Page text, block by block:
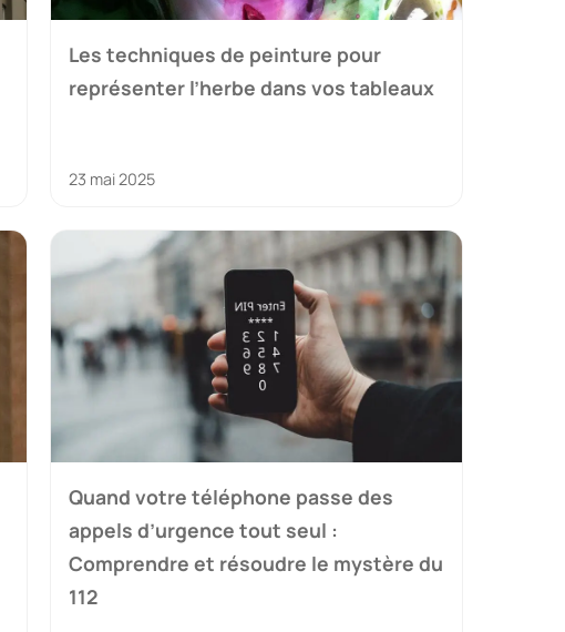
Les techniques de peinture pour
représenter l’herbe dans vos tableaux
23 mai 2025
Quand votre téléphone passe des
appels d’urgence tout seul :
Comprendre et résoudre le mystère du
112